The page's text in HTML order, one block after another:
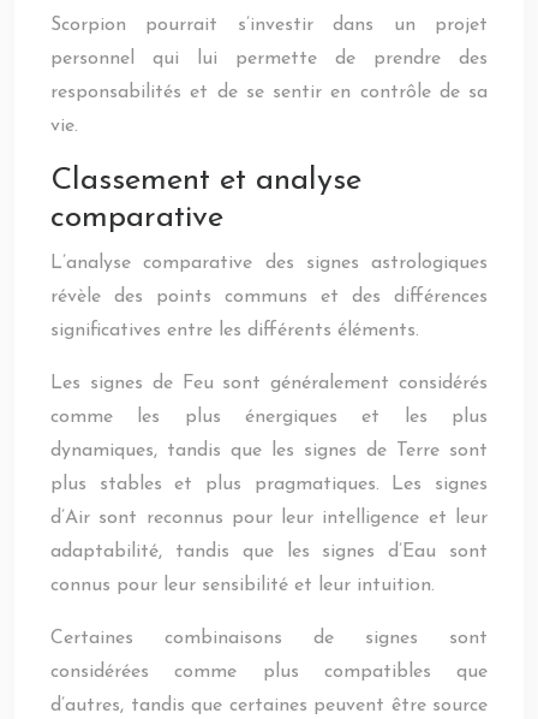
Scorpion pourrait s’investir dans un projet
personnel qui lui permette de prendre des
responsabilités et de se sentir en contrôle de sa
vie.
Classement et analyse
comparative
L’analyse comparative des signes astrologiques
révèle des points communs et des différences
significatives entre les différents éléments.
Les signes de Feu sont généralement considérés
comme les plus énergiques et les plus
dynamiques, tandis que les signes de Terre sont
plus stables et plus pragmatiques. Les signes
d’Air sont reconnus pour leur intelligence et leur
adaptabilité, tandis que les signes d’Eau sont
connus pour leur sensibilité et leur intuition.
Certaines combinaisons de signes sont
considérées comme plus compatibles que
d’autres, tandis que certaines peuvent être source